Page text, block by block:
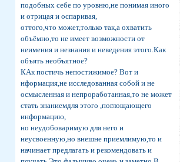
подобных себе по уровню,не понимая иного
и отрицая и оспаривая,
оттого,что может,только так,а охватить
объёмно,то не имеет возможности от
неимения и незнания и неведения этого.Как
объять необъятное?
КАк постичь непостижимое? Вот и
нформация,не исследованная собой и не
осмысленная и непроработанная,то не может
стать знаниемдля этого ,поглощающего
информацию,
но неудобоваримую для него и
неусвоенную,но внешне приемлимую,то и
начинает предлагать и рекомендовать и